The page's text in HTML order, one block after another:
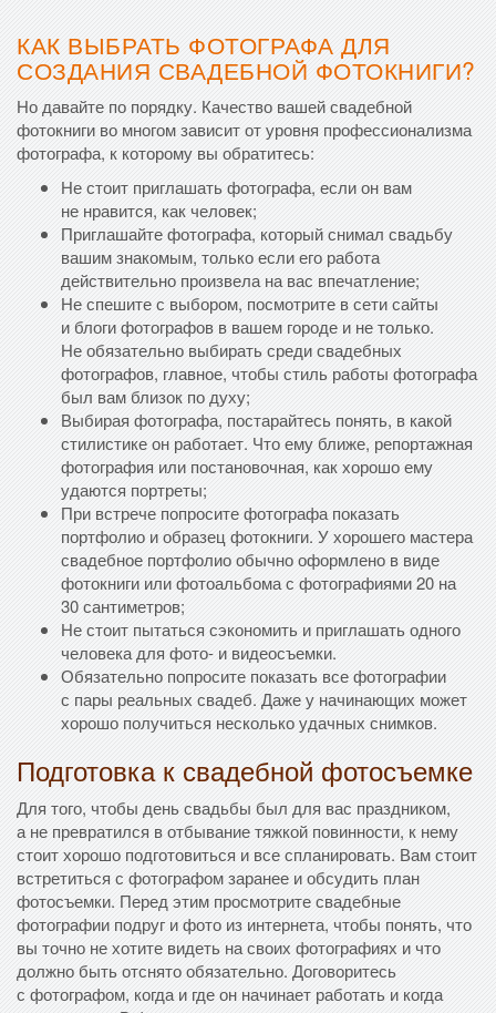
КАК ВЫБРАТЬ ФОТОГРАФА ДЛЯ
СОЗДАНИЯ СВАДЕБНОЙ ФОТОКНИГИ?
Но давайте по порядку. Качество вашей свадебной
фотокниги во многом зависит от уровня профессионализма
фотографа, к которому вы обратитесь:
Не стоит приглашать фотографа, если он вам
не нравится, как человек;
Приглашайте фотографа, который снимал свадьбу
вашим знакомым, только если его работа
действительно произвела на вас впечатление;
Не спешите с выбором, посмотрите в сети сайты
и блоги фотографов в вашем городе и не только.
Не обязательно выбирать среди свадебных
фотографов, главное, чтобы стиль работы фотографа
был вам близок по духу;
Выбирая фотографа, постарайтесь понять, в какой
стилистике он работает. Что ему ближе, репортажная
фотография или постановочная, как хорошо ему
удаются портреты;
При встрече попросите фотографа показать
портфолио и образец фотокниги. У хорошего мастера
свадебное портфолио обычно оформлено в виде
фотокниги или фотоальбома с фотографиями 20 на
30 сантиметров;
Не стоит пытаться сэкономить и приглашать одного
человека для фото- и видеосъемки.
Обязательно попросите показать все фотографии
с пары реальных свадеб. Даже у начинающих может
хорошо получиться несколько удачных снимков.
Подготовка к свадебной фотосъемке
Для того, чтобы день свадьбы был для вас праздником,
а не превратился в отбывание тяжкой повинности, к нему
стоит хорошо подготовиться и все спланировать. Вам стоит
встретиться с фотографом заранее и обсудить план
фотосъемки. Перед этим просмотрите свадебные
фотографии подруг и фото из интернета, чтобы понять, что
вы точно не хотите видеть на своих фотографиях и что
должно быть отснято обязательно. Договоритесь
с фотографом, когда и где он начинает работать и когда